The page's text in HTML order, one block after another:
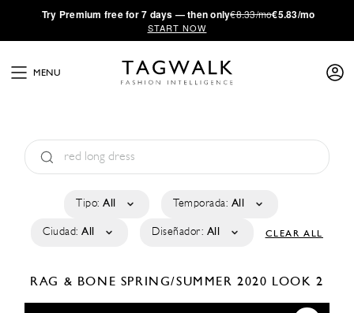
·Try Premium free for 7 days — then only€8.33/mo€5.83/mo
START NOW
MENU
Tipo: All Temporada: All
Ciudad: All Diseñador: All CLEAR ALL
RAG & BONE SPRING/SUMMER 2020 LOOK 2